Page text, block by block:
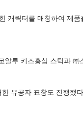
캐릭터를 매칭하여 제
루 키즈홍삼 스틱과
유공자 표창도 진행했